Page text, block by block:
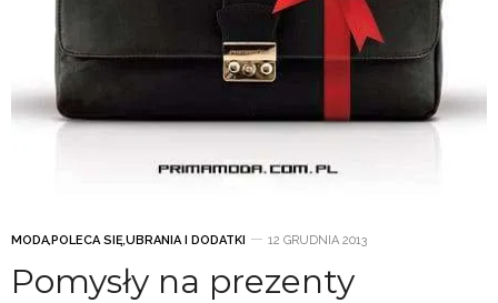
MODA,POLECA SIĘ,UBRANIA I DODATKI 12 GRUDNIA 2013
Pomysły na prezenty